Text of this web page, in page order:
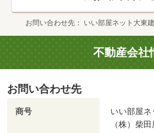
お問い合わせ先 いい部屋ネット大東
不動産会社
お問い合わせ先
商号
いい部屋
（株）柴田